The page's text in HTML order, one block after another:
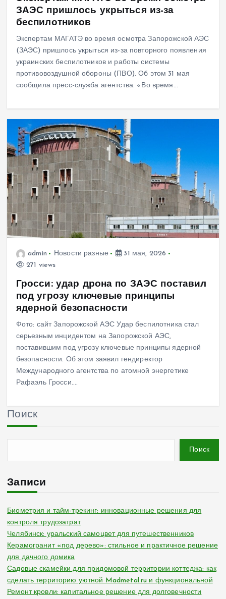
ЗАЭС пришлось укрыться из-за
беспилотников
Экспертам МАГАТЭ во время осмотра Запорожской АЭС
(ЗАЭС) пришлось укрыться из-за повторного появления
украинских беспилотников и работы системы
противовоздушной обороны (ПВО). Об этом 31 мая
сообщила пресс-служба агентства. «Во время…
admin Новости разные
31 мая, 2026
271 views
Гросси: удар дрона по ЗАЭС поставил
под угрозу ключевые принципы
ядерной безопасности
Фото: сайт Запорожской АЭС Удар беспилотника стал
серьезным инцидентом на Запорожской АЭС,
поставившим под угрозу ключевые принципы ядерной
безопасности. Об этом заявил гендиректор
Международного агентства по атомной энергетике
Рафаэль Гросси.…
Поиск
Поиск
Записи
Биометрия и тайм-трекинг: инновационные решения для
контроля трудозатрат
Челябинск: уральский самоцвет для путешественников
Керамогранит «под дерево»: стильное и практичное решение
для дачного домика
Садовые скамейки для придомовой территории коттеджа: как
сделать территорию уютной Madmetal.ru и функциональной
Ремонт кровли: капитальное решение для долговечности